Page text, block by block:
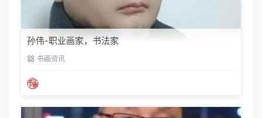
孙伟-职业画家，书法家
书画资讯